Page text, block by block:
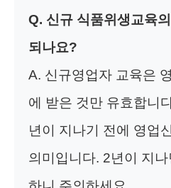
Q. 신규 식품위생교육
되나요?
A. 신규영업자 교육은
에 받은 것만 유효합니
년이 지나기 전에 영업
의미입니다. 2년이 지